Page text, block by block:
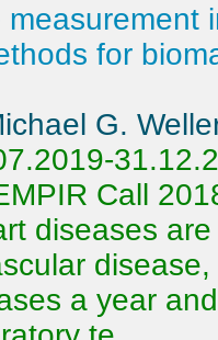
measurement
for
G.
Call
diseases
a year